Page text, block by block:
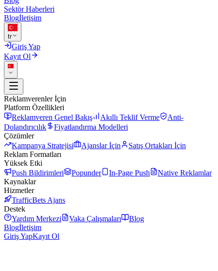
Sektör Haberleri
Blogİletişim
tr
Giriş Yap
Kayıt Ol
Reklamverenler İçin
Platform Özellikleri
Reklamveren Genel Bakış
Akıllı Teklif Verme
Anti-
Dolandırıcılık
Fiyatlandırma Modelleri
Çözümler
Kampanya Stratejisi
Ajanslar İçin
Satış Ortakları İçin
Reklam Formatları
Yüksek Etki
Push Bildirimleri
Popunder In-Page Push
Native Reklamlar
Kaynaklar
Hizmetler
TrafficBets Ajans
Destek
Yardım Merkezi
Vaka Çalışmaları
Blog
Blogİletişim
Giriş YapKayıt Ol